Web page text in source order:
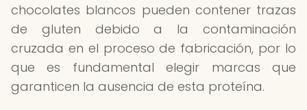
chocolates blancos pueden contener trazas
de gluten debido a la contaminación
cruzada en el proceso de fabricación, por lo
que es fundamental elegir marcas que
garanticen la ausencia de esta proteína.